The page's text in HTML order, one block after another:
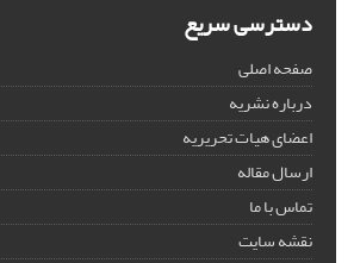
دسترسی سریع
صفحه اصلی
درباره نشریه
اعضای هیات تحریریه
ارسال مقاله
تماس با ما
نقشه سایت